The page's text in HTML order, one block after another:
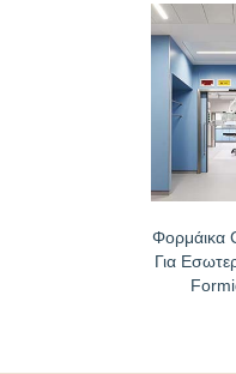
Φορμάικα
Για